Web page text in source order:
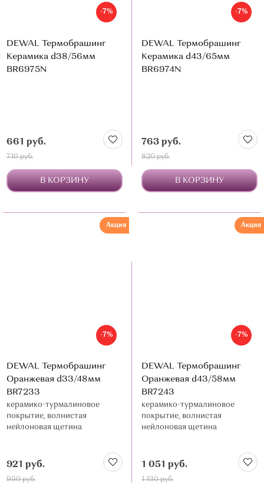
-7%
DEWAL Термобрашинг
Керамика d38/56мм
BR6975N
661 руб.
710 руб.
В КОРЗИНУ
-7%
DEWAL Термобрашинг
Керамика d43/65мм
BR6974N
763 руб.
820 руб.
В КОРЗИНУ
-7%
Акция
DEWAL Термобрашинг
Оранжевая d33/48мм
BR7233
керамико-турмалиновое
покрытие, волнистая
нейлоновая щетина
921 руб.
990 руб.
-7%
Акция
DEWAL Термобрашинг
Оранжевая d43/58мм
BR7243
керамико-турмалиновое
покрытие, волнистая
нейлоновая щетина
1 051 руб.
1 130 руб.